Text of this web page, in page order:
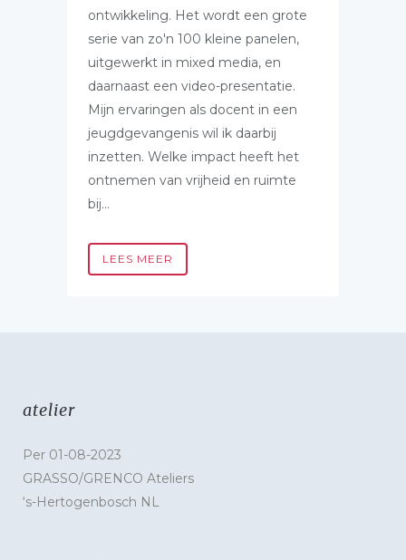
ontwikkeling. Het wordt een grote
serie van zo'n 100 kleine panelen,
uitgewerkt in mixed media, en
daarnaast een video-presentatie.
Mijn ervaringen als docent in een
jeugdgevangenis wil ik daarbij
inzetten. Welke impact heeft het
ontnemen van vrijheid en ruimte
bij...
LEES MEER
atelier
Per 01-08-2023
GRASSO/GRENCO Ateliers
‘s-Hertogenbosch NL